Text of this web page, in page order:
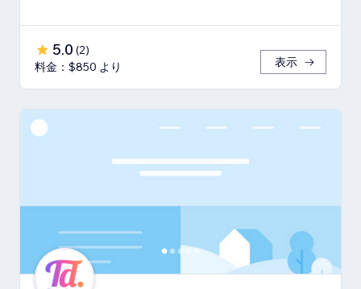
5.0 (2)
料金：$850 より
表示